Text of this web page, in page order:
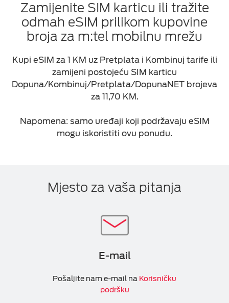
Zamijenite SIM karticu ili tražite
odmah eSIM prilikom kupovine
broja za m:tel mobilnu mrežu
Kupi eSIM za 1 KM uz Pretplata i Kombinuj tarife ili
zamijeni postojeću SIM karticu
Dopuna/Kombinuj/Pretplata/DopunaNET brojeva
za 11,70 KM.
Napomena: samo uređaji koji podržavaju eSIM
mogu iskoristiti ovu ponudu.
Mjesto za vaša pitanja
E-mail
Pošaljite nam e-mail na Korisničku
podršku